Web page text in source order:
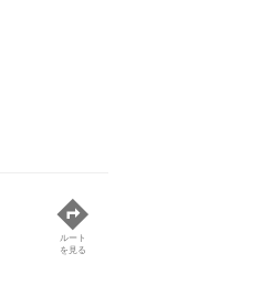
ルート
を見る